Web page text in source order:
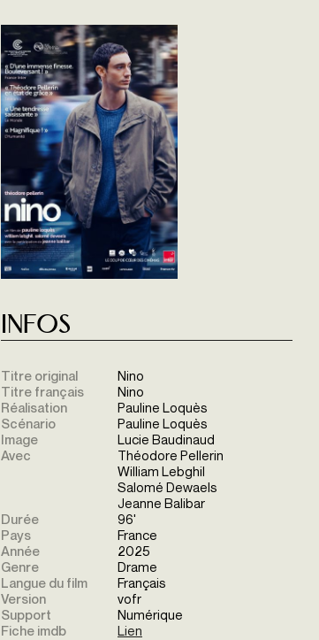
Infos
Titre original
Nino
Titre français
Nino
Réalisation
Pauline Loquès
Scénario
Pauline Loquès
Image
Lucie Baudinaud
Avec
Théodore Pellerin
William Lebghil
Salomé Dewaels
Jeanne Balibar
Durée
96'
Pays
France
Année
2025
Genre
Drame
Langue du film
Français
Version
vofr
Support
Numérique
Fiche imdb
Lien